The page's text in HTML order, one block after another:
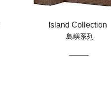
Island Collection
島嶼系列